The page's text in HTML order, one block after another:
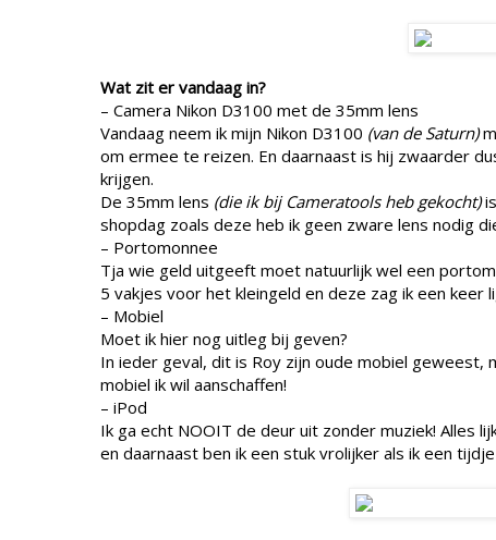
Wat zit er vandaag in?
– Camera Nikon D3100 met de 35mm lens
Vandaag neem ik mijn Nikon D3100 (van de Saturn)
om ermee te reizen. En daarnaast is hij zwaarder
krijgen.
De 35mm lens (die ik bij Cameratools heb gekocht)
shopdag zoals deze heb ik geen zware lens nodig
– Portomonnee
Tja wie geld uitgeeft moet natuurlijk wel een
5 vakjes voor het kleingeld en deze zag ik een keer
– Mobiel
Moet ik hier nog uitleg bij geven?
In ieder geval, dit is Roy zijn oude mobiel geweest,
mobiel ik wil aanschaffen!
– iPod
Ik ga echt NOOIT de deur uit zonder muziek! Alles
en daarnaast ben ik een stuk vrolijker als ik een